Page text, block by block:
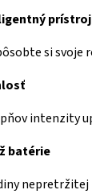
si svoje
intenzity
batérie
nepretržitej